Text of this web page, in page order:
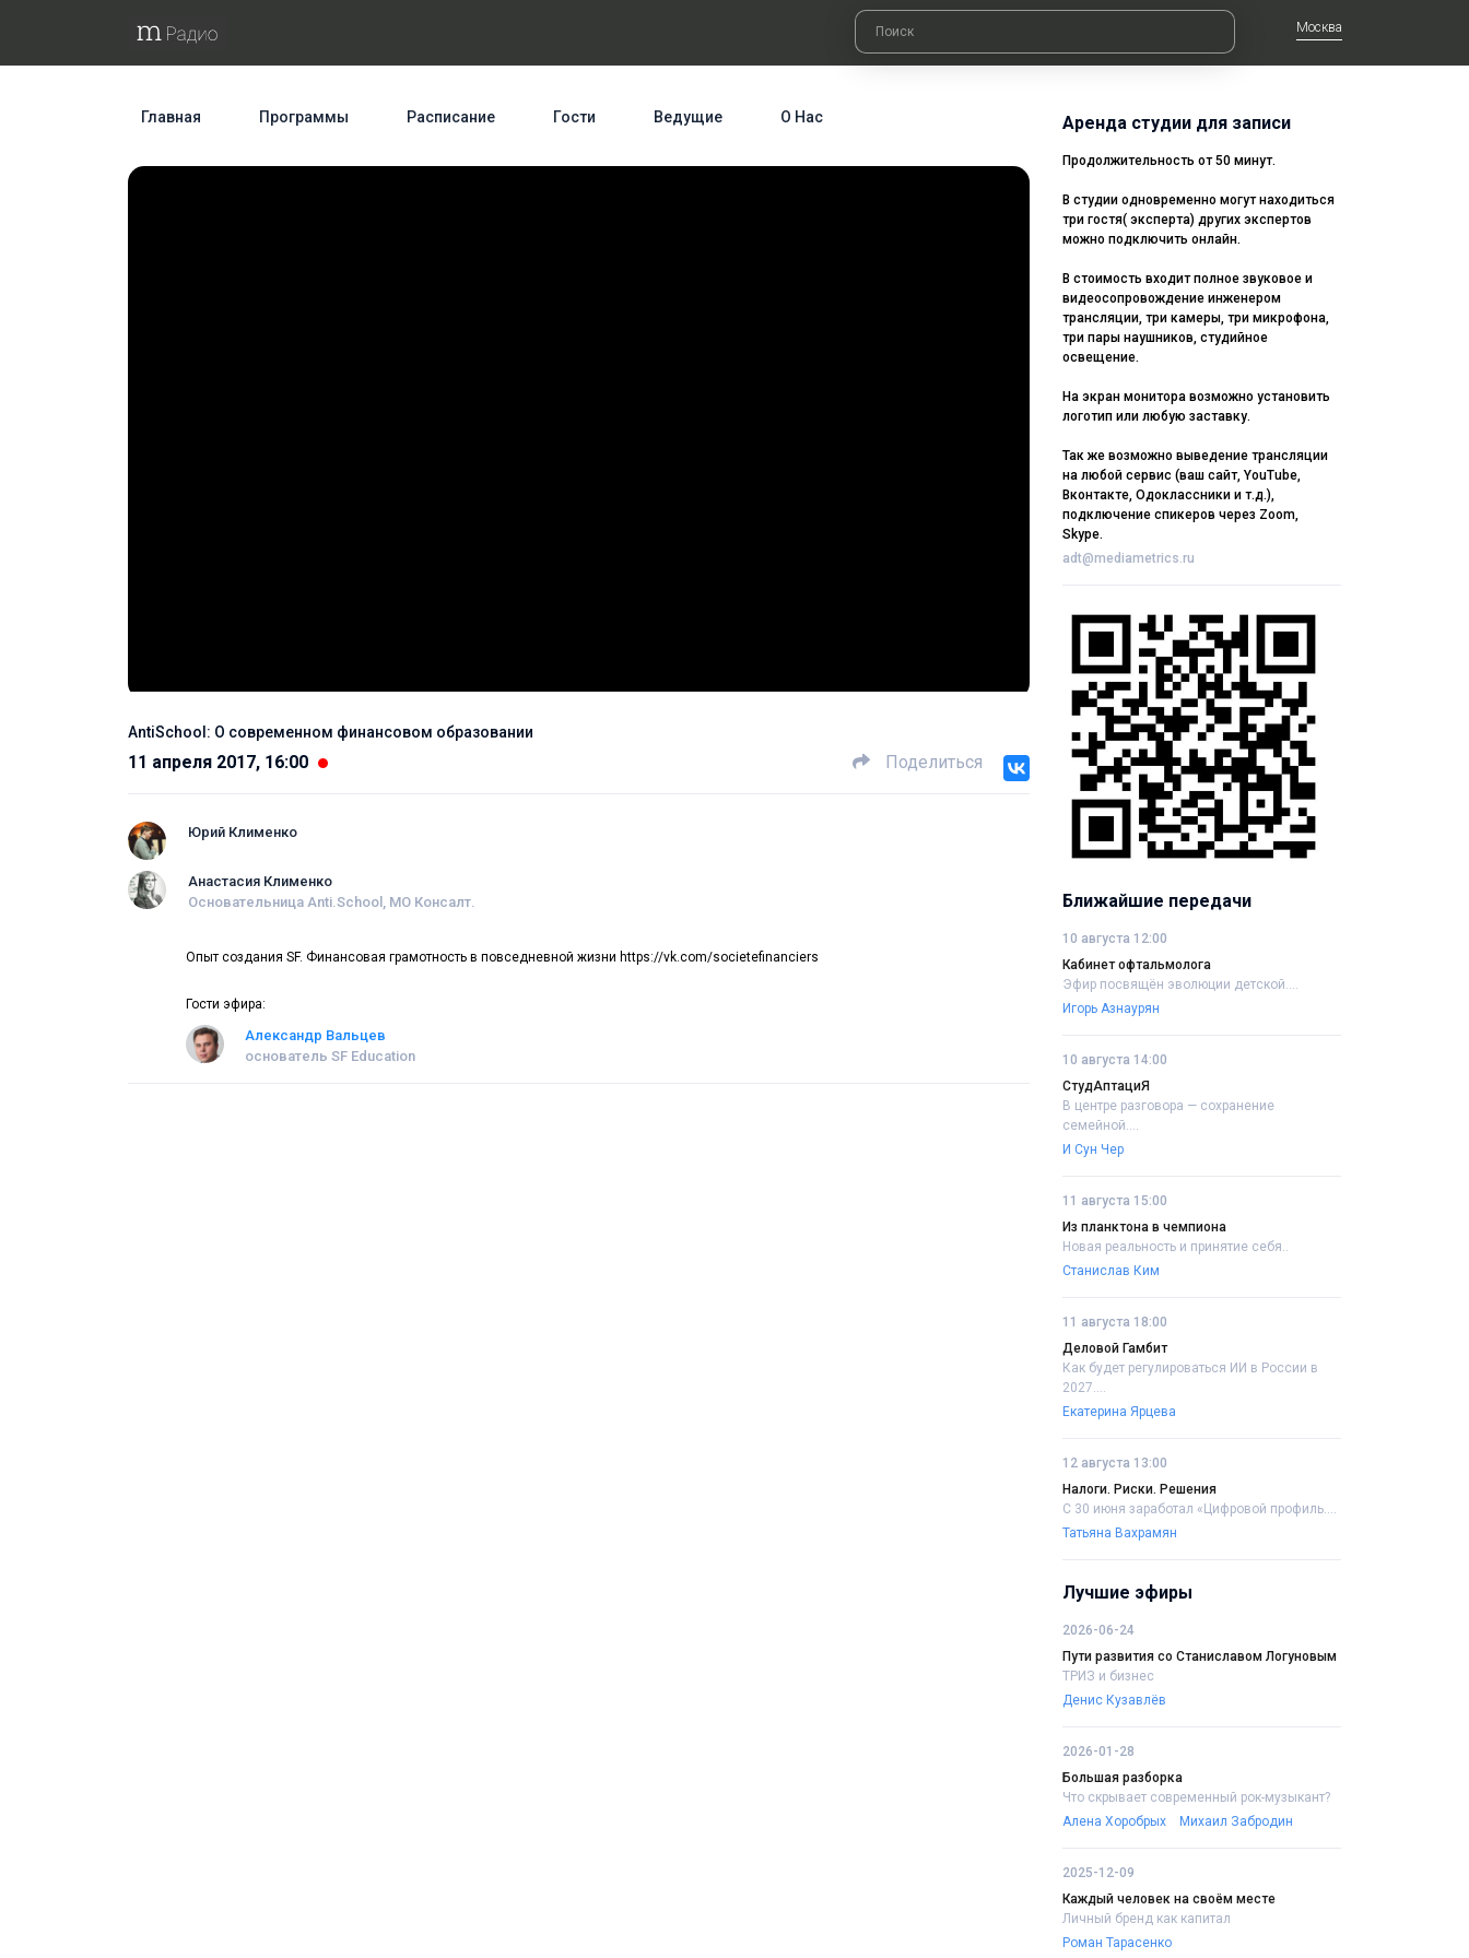
Москва
Главная Программы Расписание Гости Ведущие О Нас
AntiSchool: О современном финансовом образовании
11 апреля 2017, 16:00 Поделиться
Юрий Клименко
Анастасия Клименко
Основательница Anti.School, МО Консалт.
Опыт создания SF. Финансовая грамотность в повседневной жизни https://vk.com/societefinanciers
Гости эфира:
Александр Вальцев
основатель SF Education
Аренда студии для записи
Продолжительность от 50 минут.
В студии одновременно могут находиться
три гостя( эксперта) других экспертов
можно подключить онлайн.
В стоимость входит полное звуковое и
видеосопровождение инженером
трансляции, три камеры, три микрофона,
три пары наушников, студийное
освещение.
На экран монитора возможно установить
логотип или любую заставку.
Так же возможно выведение трансляции
на любой сервис (ваш сайт, YouTube,
Вконтакте, Одоклассники и т.д.),
подключение спикеров через Zoom,
Skype.
adt@mediametrics.ru
Ближайшие передачи
10 августа 12:00
Кабинет офтальмолога
Эфир посвящён эволюции детской....
Игорь Азнаурян
10 августа 14:00
СтудАптациЯ
В центре разговора — сохранение
семейной....
И Сун Чер
11 августа 15:00
Из планктона в чемпиона
Новая реальность и принятие себя..
Станислав Ким
11 августа 18:00
Деловой Гамбит
Как будет регулироваться ИИ в России в
2027....
Екатерина Ярцева
12 августа 13:00
Налоги. Риски. Решения
С 30 июня заработал «Цифровой профиль....
Татьяна Вахрамян
Лучшие эфиры
2026-06-24
Пути развития со Станиславом Логуновым
ТРИЗ и бизнес
Денис Кузавлёв
2026-01-28
Большая разборка
Что скрывает современный рок-музыкант?
Алена Хоробрых
Михаил Забродин
2025-12-09
Каждый человек на своём месте
Личный бренд как капитал
Роман Тарасенко